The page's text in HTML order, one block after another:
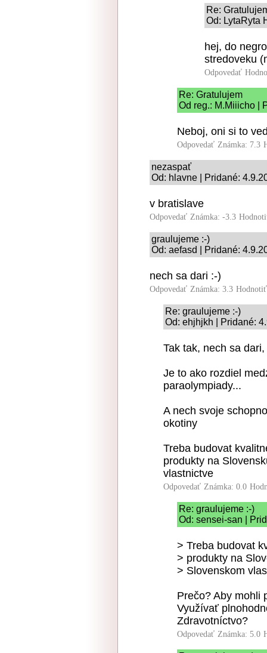
Re:
Od: LytaRyta
hej, do
stredoveku
Odpovedať
Re: Gratulujem
Od reg.: M.Miiicho |
Neboj, oni si to
Odpovedať Známka: 7.3
nezaspať
Od: hlavne | Pridané:
v bratislave
Odpovedať Známka: -3.3
graulujeme :-)
Od: aefasd | Pridané:
nech sa dari :-)
Odpovedať Známka: 3.3
Re: graulujeme :-)
Od: ehjhjkh | Pridané:
Tak tak, nech sa
Je to ako rozdiel
paraolympiady...
A nech svoje
okotiny
Treba budovat
produkty na
vlastnictve
Odpovedať Známka: 0.0
Re: graulujeme :-)
Od: sensei-san |
> Treba budovat
> produkty na
> Slovenskom
Prečo? Aby mohli
Využívať
Zdravotníctvo?
Odpovedať Známka: 5.0